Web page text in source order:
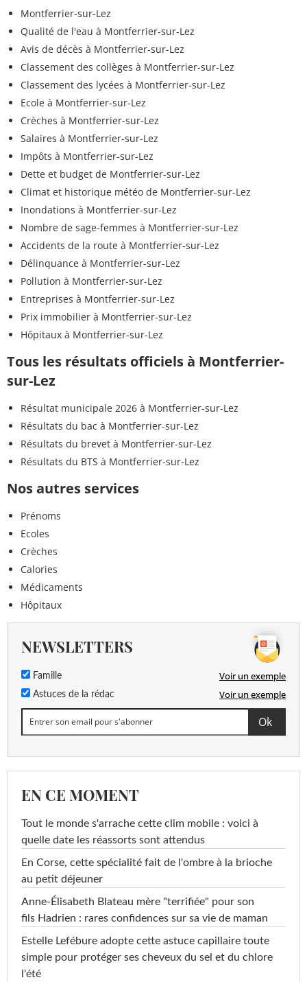
Montferrier-sur-Lez
Qualité de l'eau à Montferrier-sur-Lez
Avis de décès à Montferrier-sur-Lez
Classement des collèges à Montferrier-sur-Lez
Classement des lycées à Montferrier-sur-Lez
Ecole à Montferrier-sur-Lez
Crèches à Montferrier-sur-Lez
Salaires à Montferrier-sur-Lez
Impôts à Montferrier-sur-Lez
Dette et budget de Montferrier-sur-Lez
Climat et historique météo de Montferrier-sur-Lez
Inondations à Montferrier-sur-Lez
Nombre de sage-femmes à Montferrier-sur-Lez
Accidents de la route à Montferrier-sur-Lez
Délinquance à Montferrier-sur-Lez
Pollution à Montferrier-sur-Lez
Entreprises à Montferrier-sur-Lez
Prix immobilier à Montferrier-sur-Lez
Hôpitaux à Montferrier-sur-Lez
Tous les résultats officiels à Montferrier-
sur-Lez
Résultat municipale 2026 à Montferrier-sur-Lez
Résultats du bac à Montferrier-sur-Lez
Résultats du brevet à Montferrier-sur-Lez
Résultats du BTS à Montferrier-sur-Lez
Nos autres services
Prénoms
Ecoles
Crèches
Calories
Médicaments
Hôpitaux
NEWSLETTERS
Famille Voir un exemple
Astuces de la rédac Voir un exemple
EN CE MOMENT
Tout le monde s'arrache cette clim mobile : voici à
quelle date les réassorts sont attendus
En Corse, cette spécialité fait de l'ombre à la brioche
au petit déjeuner
Anne-Élisabeth Blateau mère "terrifiée" pour son
fils Hadrien : rares confidences sur sa vie de maman
Estelle Lefébure adopte cette astuce capillaire toute
simple pour protéger ses cheveux du sel et du chlore
l'été